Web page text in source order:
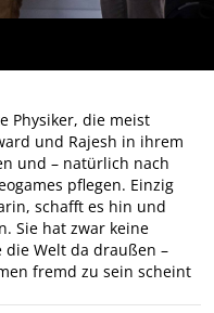
Physiker, die meist
und Rajesh in ihrem
und – natürlich nach
pflegen. Einzig
schafft es hin und
Sie hat zwar keine
die Welt da draußen –
fremd zu sein scheint